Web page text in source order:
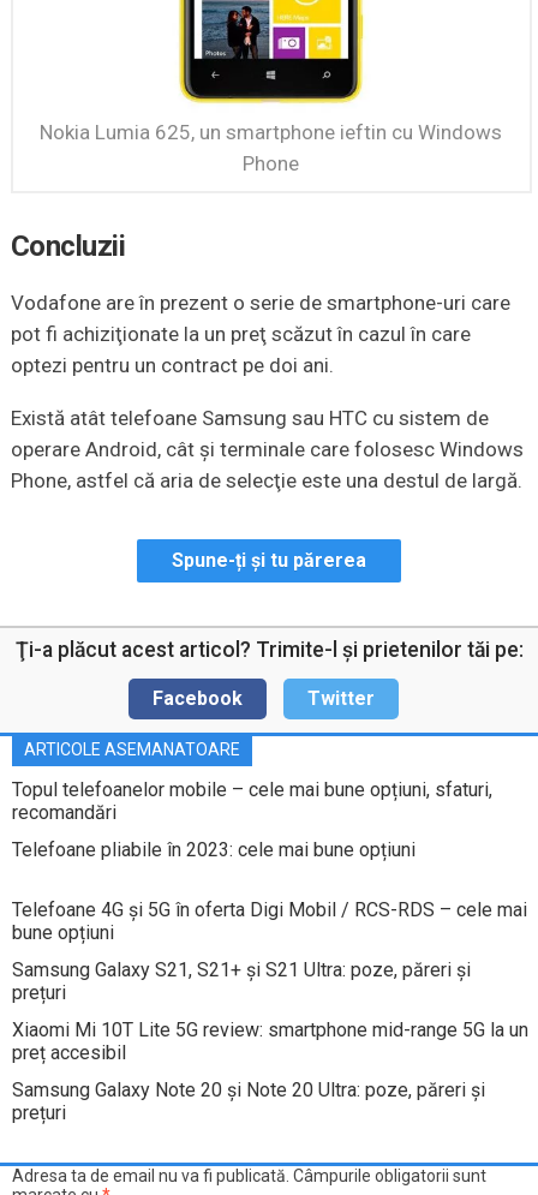
Nokia Lumia 625, un smartphone ieftin cu Windows
Phone
Concluzii
Vodafone are în prezent o serie de smartphone-uri care
pot fi achiziţionate la un preţ scăzut în cazul în care
optezi pentru un contract pe doi ani.
Există atât telefoane Samsung sau HTC cu sistem de
operare Android, cât şi terminale care folosesc Windows
Phone, astfel că aria de selecţie este una destul de largă.
Spune-ți și tu părerea
Ţi-a plăcut acest articol? Trimite-l şi prietenilor tăi pe:
Facebook Twitter
ARTICOLE ASEMANATOARE
Topul telefoanelor mobile – cele mai bune opțiuni, sfaturi,
recomandări
Telefoane pliabile în 2023: cele mai bune opțiuni
Telefoane 4G și 5G în oferta Digi Mobil / RCS-RDS – cele mai
bune opțiuni
Samsung Galaxy S21, S21+ și S21 Ultra: poze, păreri și
prețuri
Xiaomi Mi 10T Lite 5G review: smartphone mid-range 5G la un
preț accesibil
Samsung Galaxy Note 20 și Note 20 Ultra: poze, păreri și
prețuri
Adresa ta de email nu va fi publicată. Câmpurile obligatorii sunt